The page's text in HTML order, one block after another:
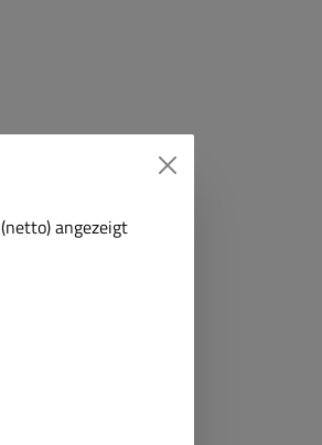
angezeigt